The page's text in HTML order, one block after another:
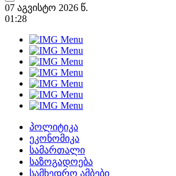
07 აგვისტო 2026 წ.
01:28
პოლიტიკა
ეკონომიკა
სამართალი
საზოგადოება
სამხედრო ამბები